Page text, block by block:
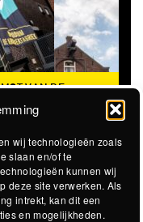
wij technologieën zoals
slaan en/of te
kunnen wij
deze site verwerken. Als
intrekt, kan dit een
en mogelijkheden.
VAN DE